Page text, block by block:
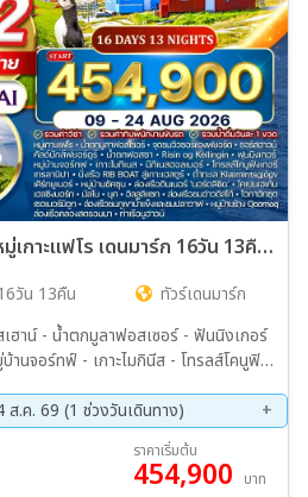
ทัวร์พรีเมี่ยมกรีนแลนด์ หมู่เกาะแฟโร เดนมาร์ก 16วัน 13คืน (TG) 09 - 24 AUG 26
วัน 13คืน
ทัวร์เดนมาร์ก
เฮาน์ - น้ำตกมูลาฟอสเซอร์ - ฟันนิงเกอร์
านจอร์ทฟ์ - เกาะไมกินีส - โทรลส์โคนูฟิง
ประวัติศาสตร์เซอร์เมอร์บูก - หมู่บ้านร้าง
าฬ สเต็กเนื้อ - ซี่โครงหมูเดนมาร์ค -
(Lobster)
.ค. 69 (1 ช่วงวันเดินทาง)
ราคาเริ่มต้น
454,900 บาท